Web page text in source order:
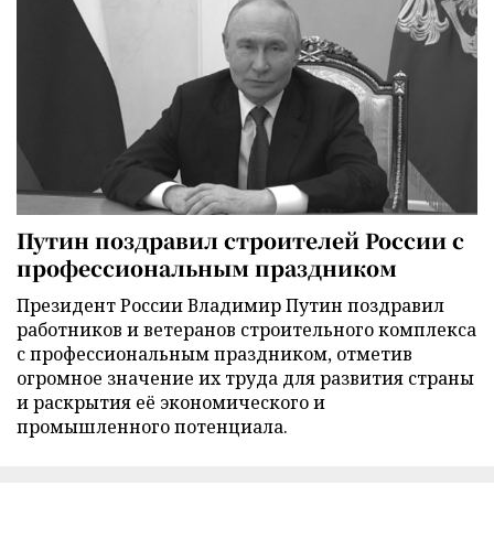
Путин поздравил строителей России с
профессиональным праздником
Президент России Владимир Путин поздравил
работников и ветеранов строительного комплекса
с профессиональным праздником, отметив
огромное значение их труда для развития страны
и раскрытия её экономического и
промышленного потенциала.